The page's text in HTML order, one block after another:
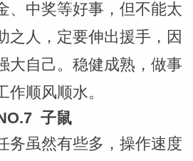
、中奖等好事，但不能太
之人，定要伸出援手，因
大自己。稳健成熟，做事
顺风顺水。
子鼠
务虽然有些多，操作速度